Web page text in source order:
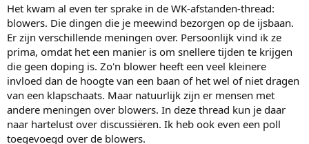
Het kwam al even ter sprake in de WK-afstanden-thread:
blowers. Die dingen die je meewind bezorgen op de ijsbaan.
Er zijn verschillende meningen over. Persoonlijk vind ik ze
prima, omdat het een manier is om snellere tijden te krijgen
die geen doping is. Zo'n blower heeft een veel kleinere
invloed dan de hoogte van een baan of het wel of niet dragen
van een klapschaats. Maar natuurlijk zijn er mensen met
andere meningen over blowers. In deze thread kun je daar
naar hartelust over discussiëren. Ik heb ook even een poll
toegevoegd over de blowers.